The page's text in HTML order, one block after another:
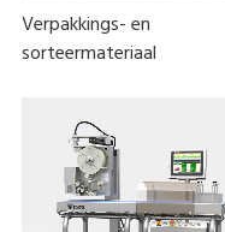
Verpakkings- en
sorteermateriaal